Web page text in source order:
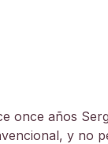
once años
y no